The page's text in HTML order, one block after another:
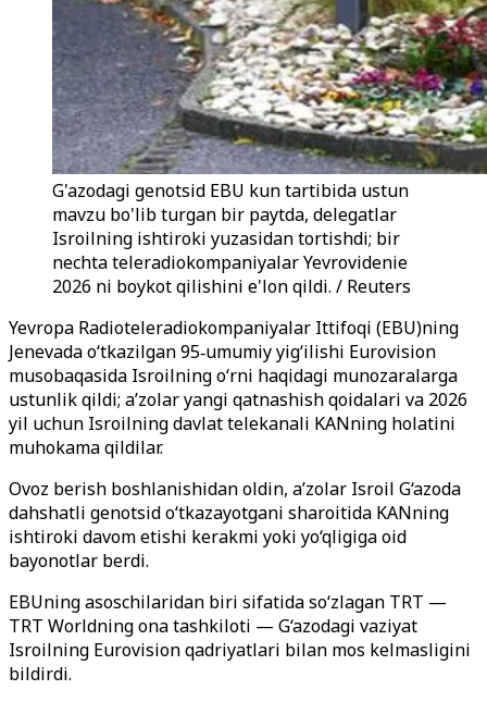
G'azodagi genotsid EBU kun tartibida ustun
mavzu bo'lib turgan bir paytda, delegatlar
Isroilning ishtiroki yuzasidan tortishdi; bir
nechta teleradiokompaniyalar Yevrovidenie
2026 ni boykot qilishini e'lon qildi. / Reuters
Yevropa Radioteleradiokompaniyalar Ittifoqi (EBU)ning
Jenevada o‘tkazilgan 95‑umumiy yig‘ilishi Eurovision
musobaqasida Isroilning o‘rni haqidagi munozaralarga
ustunlik qildi; a’zolar yangi qatnashish qoidalari va 2026
yil uchun Isroilning davlat telekanali KANning holatini
muhokama qildilar.
Ovoz berish boshlanishidan oldin, a’zolar Isroil G‘azoda
dahshatli genotsid o‘tkazayotgani sharoitida KANning
ishtiroki davom etishi kerakmi yoki yo‘qligiga oid
bayonotlar berdi.
EBUning asoschilaridan biri sifatida so‘zlagan TRT —
TRT Worldning ona tashkiloti — G‘azodagi vaziyat
Isroilning Eurovision qadriyatlari bilan mos kelmasligini
bildirdi.